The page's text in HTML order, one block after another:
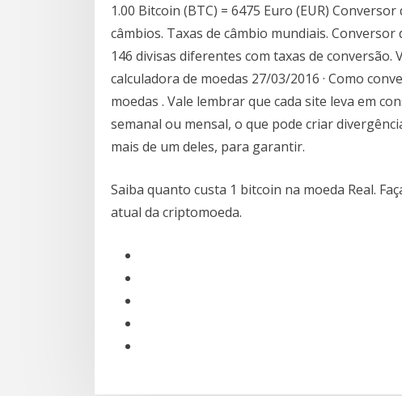
1.00 Bitcoin (BTC) = 6475 Euro (EUR)
câmbios. Taxas de câmbio mundiais.
146 divisas diferentes com taxas de
calculadora de moedas 27/03/2016 · Como
moedas . Vale lembrar que cada site leva em
semanal ou mensal, o que pode criar
mais de um deles, para garantir.
Saiba quanto custa 1 bitcoin na moeda Real.
atual da criptomoeda.